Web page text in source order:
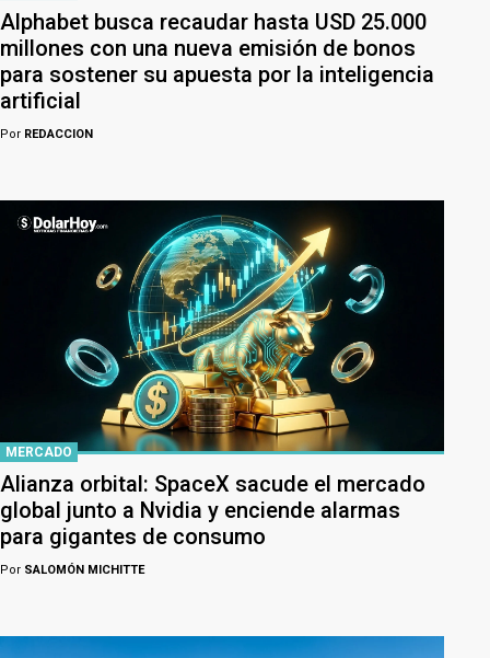
Alphabet busca recaudar hasta USD 25.000
millones con una nueva emisión de bonos
para sostener su apuesta por la inteligencia
artificial
Por REDACCION
MERCADO
Alianza orbital: SpaceX sacude el mercado
global junto a Nvidia y enciende alarmas
para gigantes de consumo
Por SALOMÓN MICHITTE